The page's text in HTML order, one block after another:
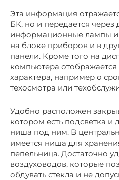
Эта информация
БК, но и передается через
информационные лампы
на блоке приборов и в
панели. Кроме того на
компьютера
характера, например о
техосмотра или
Удобно расположен
котором есть подсветка и
ниша под ним. В
имеется ниша для
пепельница. Достаточно
воздуховодов, которые
обдувать стекла и не